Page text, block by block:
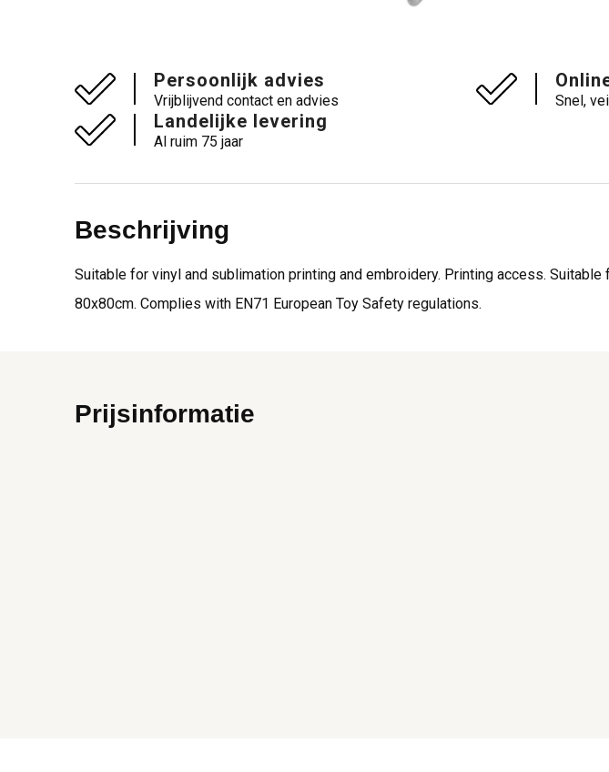
Persoonlijk advies
Vrijblijvend contact en advies Snel,
Landelijke levering
Al ruim 75 jaar
Beschrijving
Suitable for vinyl and sublimation printing and embroidery. Printing access.
80x80cm. Complies with EN71 European Toy Safety regulations.
Prijsinformatie